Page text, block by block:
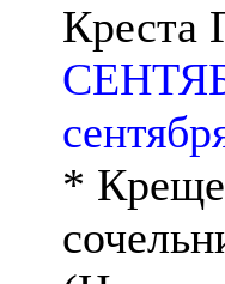
Креста
*